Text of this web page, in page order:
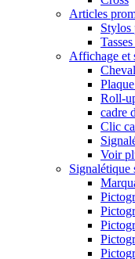
Articles
Stylos
Affichage et
Roll-
cadre
Clic
Voir
Signalétique